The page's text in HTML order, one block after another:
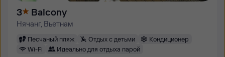
3 Balcony
Нячанг, Вьетнам
Песчаный пляж Отдых с детьми
Кондиционер
Wi-Fi
Идеально для отдыха парой